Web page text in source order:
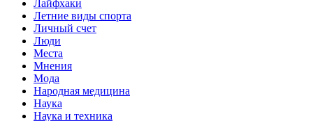
Лайфхаки
Летние виды спорта
Личный счет
Люди
Места
Мнения
Мода
Народная медицина
Наука
Наука и техника